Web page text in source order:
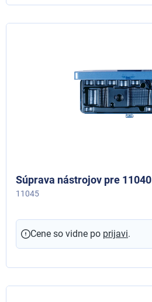
Súprava nástrojov pre 11040
11045
Cene so vidne po prijavi.